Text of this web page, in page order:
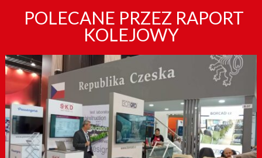
POLECANE PRZEZ RAPORT
KOLEJOWY